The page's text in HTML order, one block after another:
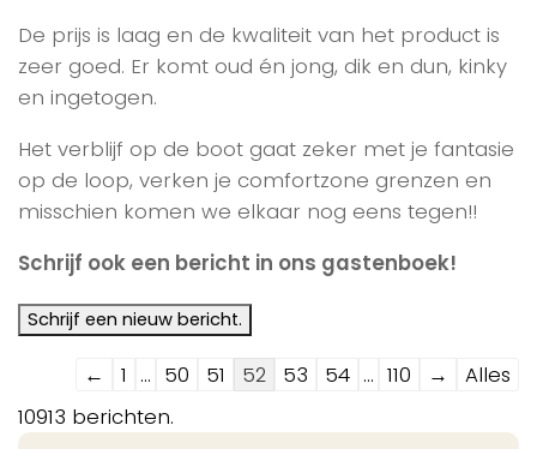
De prijs is laag en de kwaliteit van het product is
zeer goed. Er komt oud én jong, dik en dun, kinky
en ingetogen.
Het verblijf op de boot gaat zeker met je fantasie
op de loop, verken je comfortzone grenzen en
misschien komen we elkaar nog eens tegen!!
Schrijf ook een bericht in ons gastenboek!
Navigatie
door
de
← 1 ... 50 51 52 53 54 ... 110 →
Alles
10913 berichten.